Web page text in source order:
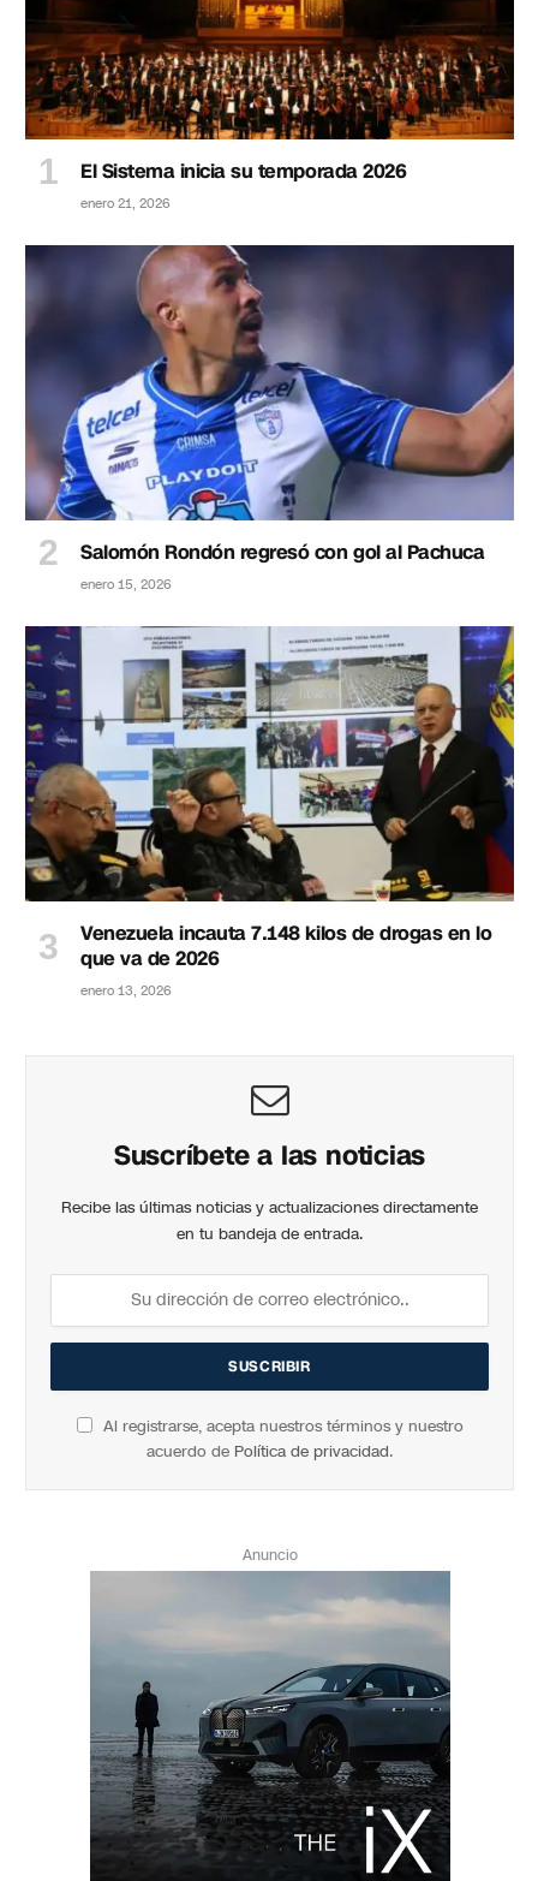
El Sistema inicia su temporada 2026
enero 21, 2026
Salomón Rondón regresó con gol al Pachuca
enero 15, 2026
Venezuela incauta 7.148 kilos de drogas en lo
que va de 2026
enero 13, 2026
Suscríbete a las noticias
Recibe las últimas noticias y actualizaciones directamente
en tu bandeja de entrada.
Al registrarse, acepta nuestros términos y nuestro
acuerdo de Política de privacidad.
Anuncio